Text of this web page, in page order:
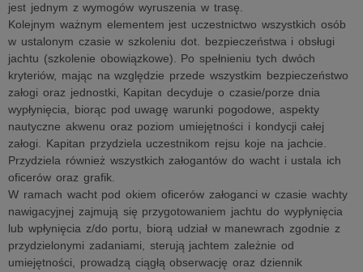
jest jednym z wymogów wyruszenia w trasę.
Kolejnym ważnym elementem jest uczestnictwo wszystkich osób
w ustalonym czasie w szkoleniu dot. bezpieczeństwa i obsługi
jachtu (szkolenie obowiązkowe). Po spełnieniu tych dwóch
kryteriów, mając na względzie przede wszystkim bezpieczeństwo
załogi oraz jednostki, Kapitan decyduje o czasie/porze dnia
wypłynięcia, biorąc pod uwagę warunki pogodowe, aspekty
nautyczne akwenu oraz poziom umiejętności i kondycji całej
załogi. Kapitan przydziela uczestnikom rejsu koje na jachcie.
Przydziela również wszystkich załogantów do wacht i ustala ich
oficerów oraz grafik.
W ramach wacht pod okiem oficerów załoganci w czasie wachty
nawigacyjnej zajmują się przygotowaniem jachtu do wypłynięcia
lub wpłynięcia z/do portu, biorą udział w manewrach zgodnie z
przydzielonymi zadaniami, sterują jachtem zależnie od
umiejętności, prowadzą ciągłą obserwację oraz dziennik